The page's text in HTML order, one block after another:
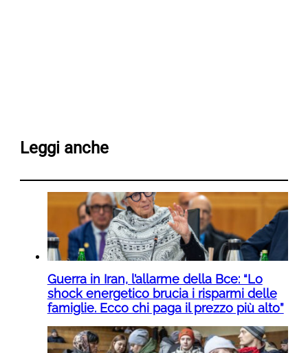
Leggi anche
Guerra in Iran, l’allarme della Bce: “Lo
shock energetico brucia i risparmi delle
famiglie. Ecco chi paga il prezzo più alto”